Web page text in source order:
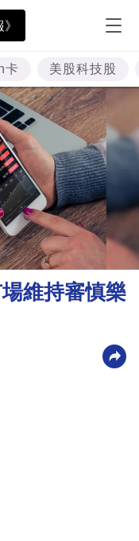
卡 美股科技股
維持審慎樂